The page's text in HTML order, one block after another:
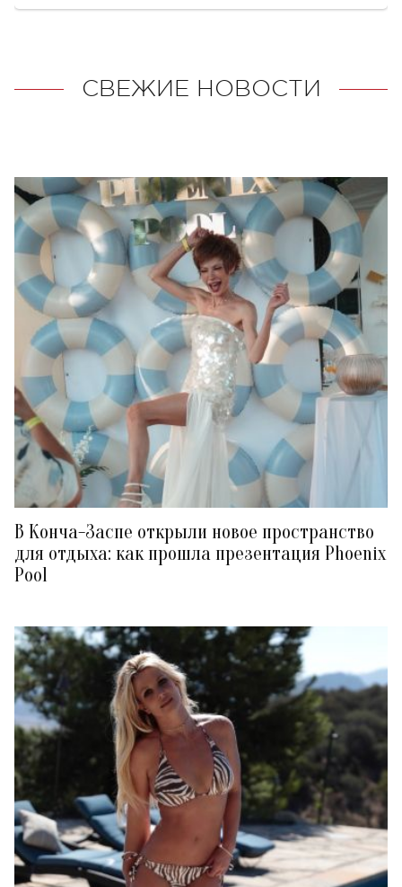
СВЕЖИЕ НОВОСТИ
В Конча-Заспе открыли новое пространство
для отдыха: как прошла презентация Phoenix
Pool